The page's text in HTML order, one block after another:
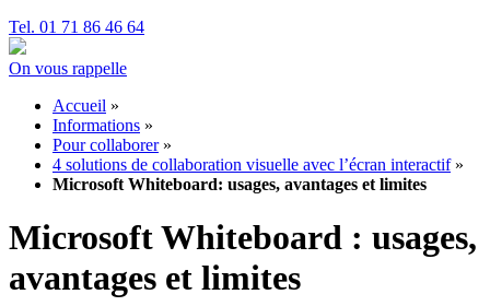
Tel. 01 71 86 46 64
On vous rappelle
Accueil »
Informations »
Pour collaborer »
4 solutions de collaboration visuelle avec l’écran interactif »
Microsoft Whiteboard: usages, avantages et limites
Microsoft Whiteboard : usages,
avantages et limites